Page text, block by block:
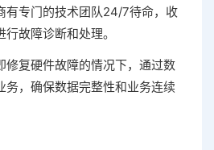
有专门的技术团队24/7待命，收
故障诊断和处理。
修复硬件故障的情况下，通过数
务，确保数据完整性和业务连续